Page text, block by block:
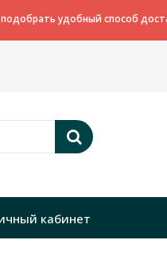
удобный способ
кабинет